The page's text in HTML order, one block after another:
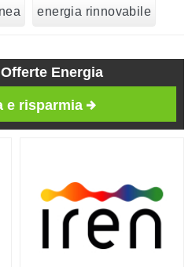
energia rinnovabile
Energia
e risparmia